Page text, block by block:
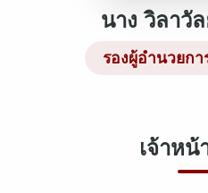
นาง วิลาวั
รองผู้อำนวยกา
เจ้าหน้